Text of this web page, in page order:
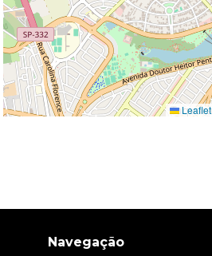
Leaflet
Navegação